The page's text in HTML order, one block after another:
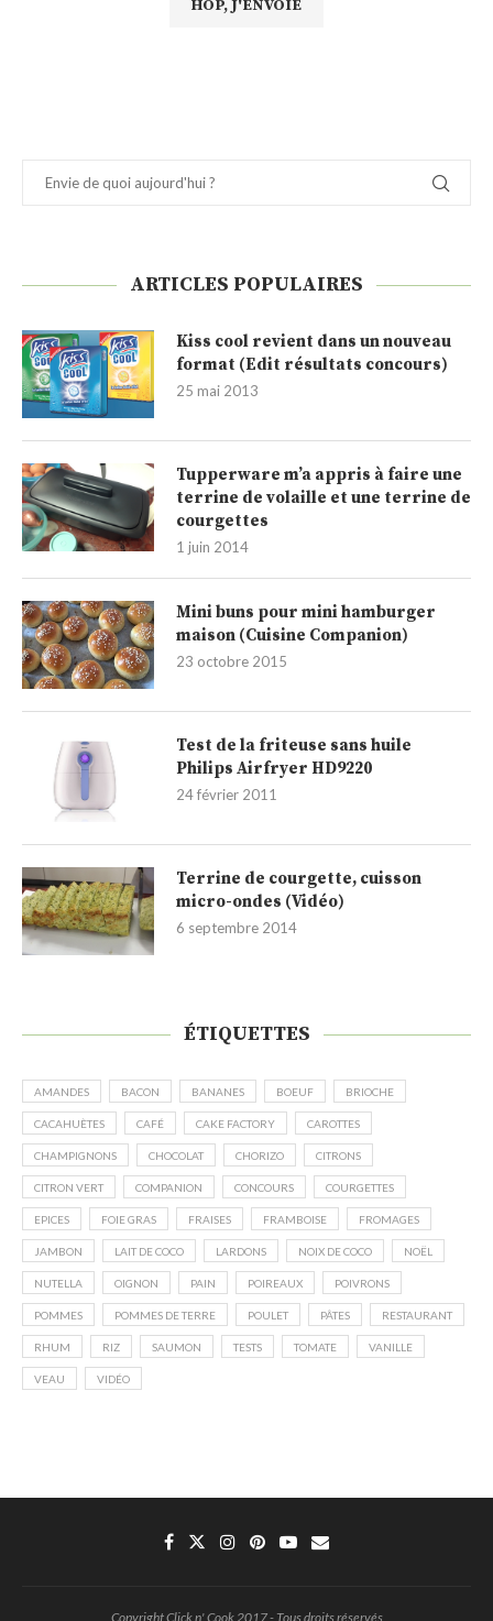
ARTICLES POPULAIRES
Kiss cool revient dans un nouveau
format (Edit résultats concours)
25 mai 2013
Tupperware m’a appris à faire une
terrine de volaille et une terrine de
courgettes
1 juin 2014
Mini buns pour mini hamburger
maison (Cuisine Companion)
23 octobre 2015
Test de la friteuse sans huile
Philips Airfryer HD9220
24 février 2011
Terrine de courgette, cuisson
micro-ondes (Vidéo)
6 septembre 2014
ÉTIQUETTES
AMANDES BACON BANANES BOEUF BRIOCHE
CACAHUÈTES CAFÉ CAKE FACTORY CAROTTES
CHAMPIGNONS CHOCOLAT CHORIZO CITRONS
CITRON VERT COMPANION CONCOURS COURGETTES
EPICES FOIE GRAS FRAISES FRAMBOISE FROMAGES
JAMBON LAIT DE COCO LARDONS NOIX DE COCO NOËL
NUTELLA OIGNON PAIN POIREAUX POIVRONS
POMMES POMMES DE TERRE POULET PÂTES RESTAURANT
RHUM RIZ SAUMON TESTS TOMATE VANILLE
VEAU VIDÉO
Copyright Click n' Cook 2017 - Tous droits réservés